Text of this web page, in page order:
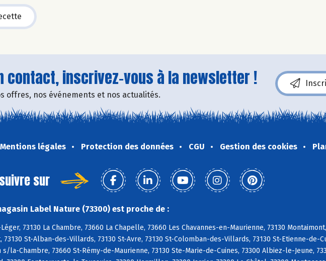
contact, inscrivez-vous à la newsletter !
offres, nos événements et nos actualités.
Mentions légales Protection des données CGU Gestion des cookies
sur
Label Nature (73300) est proche de :
Léger, 73130 La Chambre, 73660 La Chapelle, 73660 Les Chavannes-en-Maurienne, 73130
73130 St-Alban-des-Villards, 73130 St-Avre, 73130 St-Colomban-des-Villards, 73130 St-Etienne-de-
s/la-Chambre, 73660 St-Rémy-de-Maurienne, 73130 Ste-Marie-de-Cuines, 73300 Albiez-le-Jeune,